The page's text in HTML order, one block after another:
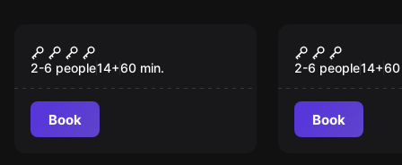
Sherlock
2-6 people14+60 min.
Book
Wizard
2-6 people14+60
Book